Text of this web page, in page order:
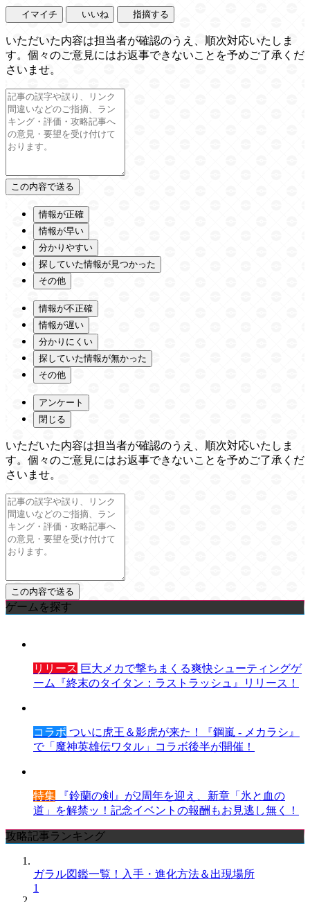
イマイチ いいね 指摘する
いただいた内容は担当者が確認のうえ、順次対応いたしま
す。個々のご意見にはお返事できないことを予めご了承くだ
さいませ。
情報が正確
情報が早い
分かりやすい
探していた情報が見つかった
その他
情報が不正確
情報が遅い
分かりにくい
探していた情報が無かった
その他
アンケート
閉じる
いただいた内容は担当者が確認のうえ、順次対応いたしま
す。個々のご意見にはお返事できないことを予めご了承くだ
さいませ。
ゲームを探す
リリース 巨大メカで撃ちまくる爽快シューティングゲ
ーム『終末のタイタン：ラストラッシュ』リリース！
コラボ ついに虎王＆影虎が来た！『鋼嵐 - メカラシ』
で「魔神英雄伝ワタル」コラボ後半が開催！
特集 『鈴蘭の剣』が2周年を迎え、新章「氷と血の
道」を解禁ッ！記念イベントの報酬もお見逃し無く！
攻略記事ランキング
ガラル図鑑一覧！入手・進化方法＆出現場所
1